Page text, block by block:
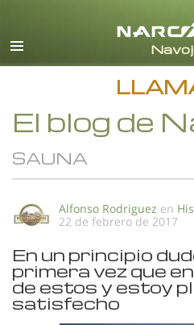
El blog de
SAUNA
Alfonso Rodriguez en
22 de febrero de 2017
En un principio
primera vez que
de estos y estoy
satisfecho